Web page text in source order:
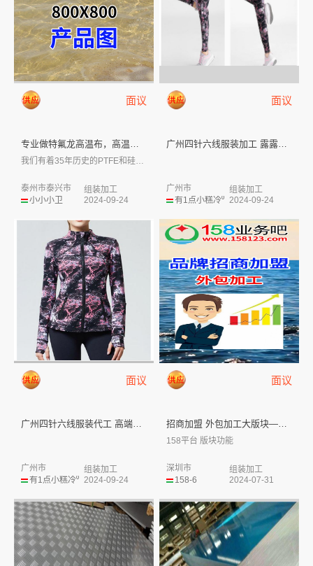
面议
专业做特氟龙高温布，高温胶带，...
我们有着35年历史的PTFE和硅胶图层系...
小小小卫
泰州市泰兴市
组装加工
2024-09-24
面议
广州四针六线服装加工 露露瑜伽...
有1点小糕冷⁰
广州市
组装加工
2024-09-24
面议
广州四针六线服装代工 高端婴幼...
有1点小糕冷⁰
广州市
组装加工
2024-09-24
面议
招商加盟 外包加工大版块——1...
158平台 版块功能
158-6
深圳市
组装加工
2024-07-31